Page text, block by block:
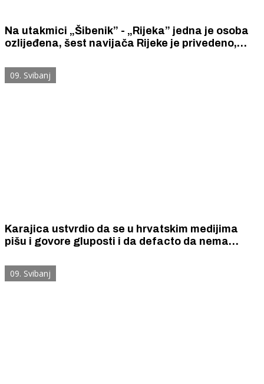
Na utakmici „Šibenik” - „Rijeka” jedna je osoba
ozlijeđena, šest navijača Rijeke je privedeno,
bengalki, dimnih bombi i topovskih udara
09. Svibanj
Karajica ustvrdio da se u hrvatskim medijima
pišu i govore gluposti i da defacto da nema
iznenađeni
09. Svibanj